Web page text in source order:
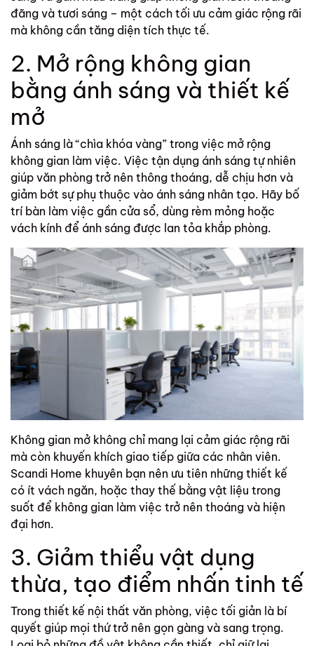
đãng và tươi sáng – một cách tối ưu cảm giác rộng rãi
mà không cần tăng diện tích thực tế.
2. Mở rộng không gian
bằng ánh sáng và thiết kế
mở
Ánh sáng là “chìa khóa vàng” trong việc mở rộng
không gian làm việc. Việc tận dụng ánh sáng tự nhiên
giúp văn phòng trở nên thông thoáng, dễ chịu hơn và
giảm bớt sự phụ thuộc vào ánh sáng nhân tạo. Hãy bố
trí bàn làm việc gần cửa sổ, dùng rèm mỏng hoặc
vách kính để ánh sáng được lan tỏa khắp phòng.
Không gian mở không chỉ mang lại cảm giác rộng rãi
mà còn khuyến khích giao tiếp giữa các nhân viên.
Scandi Home khuyên bạn nên ưu tiên những thiết kế
có ít vách ngăn, hoặc thay thế bằng vật liệu trong
suốt để không gian làm việc trở nên thoáng và hiện
đại hơn.
3. Giảm thiểu vật dụng
thừa, tạo điểm nhấn tinh tế
Trong thiết kế nội thất văn phòng, việc tối giản là bí
quyết giúp mọi thứ trở nên gọn gàng và sang trọng.